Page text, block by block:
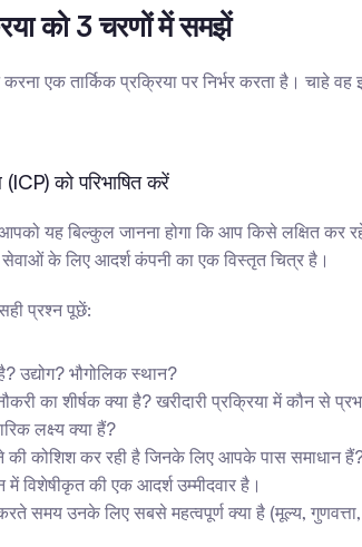
को 3 चरणों में समझें
एक तार्किक प्रक्रिया पर निर्भर करता है। चाहे
को परिभाषित करें
यह बिल्कुल जानना होगा कि आप किसे लक्षित कर
के लिए आदर्श कंपनी का एक विस्तृत चित्र है।
प्रश्न पूछें:
उद्योग? भौगोलिक स्थान?
का शीर्षक क्या है? खरीदारी प्रक्रिया में कौन से
लक्ष्य क्या हैं?
कोशिश कर रही है जिनके लिए आपके पास समाधान
में विशेषीकृत की एक आदर्श उम्मीदवार है।
समय उनके लिए सबसे महत्वपूर्ण क्या है (मूल्य,